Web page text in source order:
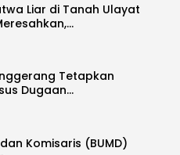
Liar di Tanah Ulayat
Tetapkan
Dugaan…
Komisaris (BUMD)